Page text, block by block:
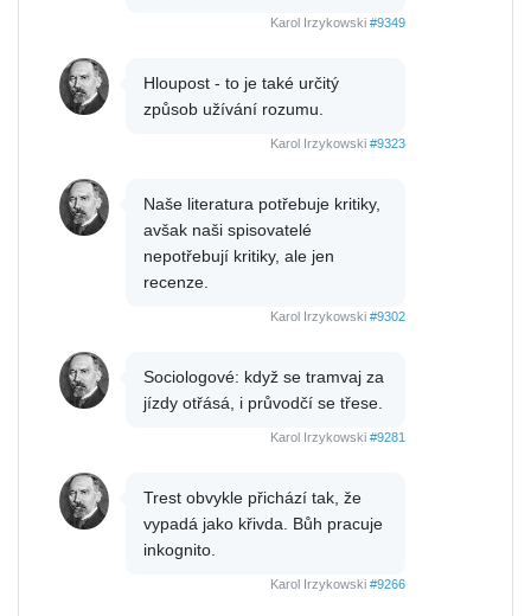
Karol Irzykowski #9349
Hloupost - to je také určitý
způsob užívání rozumu.
Karol Irzykowski #9323
Naše literatura potřebuje kritiky,
avšak naši spisovatelé
nepotřebují kritiky, ale jen
recenze.
Karol Irzykowski #9302
Sociologové: když se tramvaj za
jízdy otřásá, i průvodčí se třese.
Karol Irzykowski #9281
Trest obvykle přichází tak, že
vypadá jako křivda. Bůh pracuje
inkognito.
Karol Irzykowski #9266